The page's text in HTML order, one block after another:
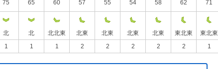
75 65 60 57 55 54 58 62 71
北 北 北北東 北東 北東 北東 北東 東北東 東北東
1 1 1 2 2 2 2 2 1